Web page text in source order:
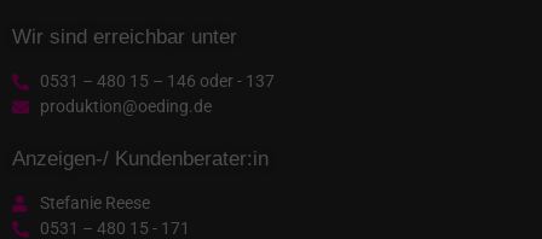
Wir sind erreichbar unter
0531 – 480 15 – 146 oder - 137
produktion@oeding.de
Anzeigen-/ Kundenberater:in
Stefanie Reese
0531 – 480 15 - 171